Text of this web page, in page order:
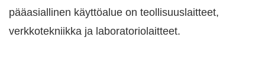
pääasiallinen käyttöalue on teollisuuslaitteet,
verkkotekniikka ja laboratoriolaitteet.